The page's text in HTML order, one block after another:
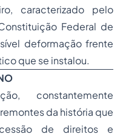
caracterizado pelo
Federal de
deformação frente
que se instalou.
constantemente
da história que
de direitos e